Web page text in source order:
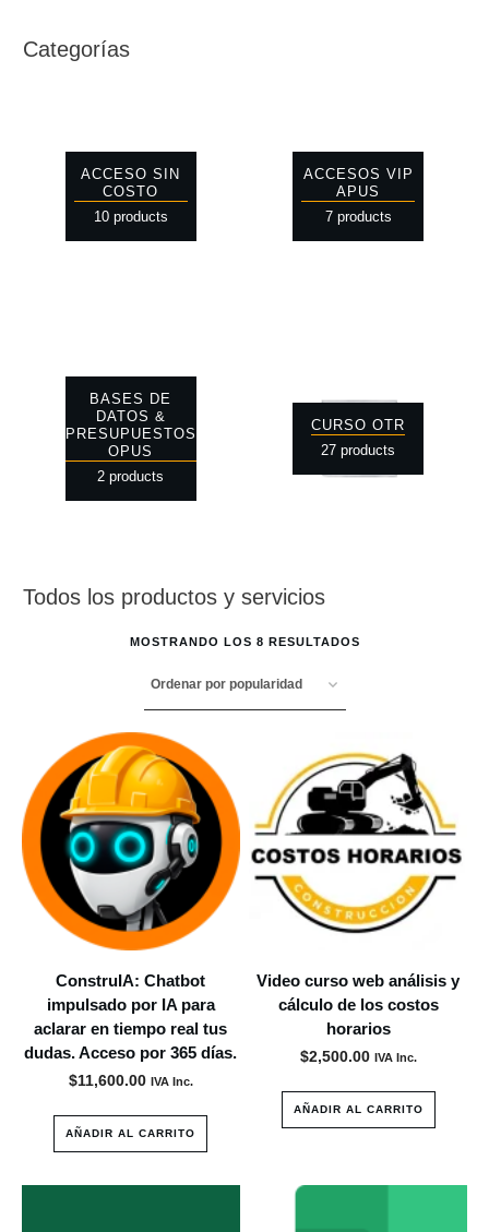
Categorías
ACCESO SIN
COSTO
10 products
ACCESOS VIP
APUS
7 products
BASES DE
DATOS &
PRESUPUESTOS
OPUS
2 products
CURSO OTR
27 products
Todos los productos y servicios
MOSTRANDO LOS 8 RESULTADOS
ConstruIA: Chatbot
impulsado por IA para
aclarar en tiempo real tus
dudas. Acceso por 365 días.
$11,600.00 IVA Inc.
AÑADIR AL CARRITO
Video curso web análisis y
cálculo de los costos
horarios
$2,500.00 IVA Inc.
AÑADIR AL CARRITO